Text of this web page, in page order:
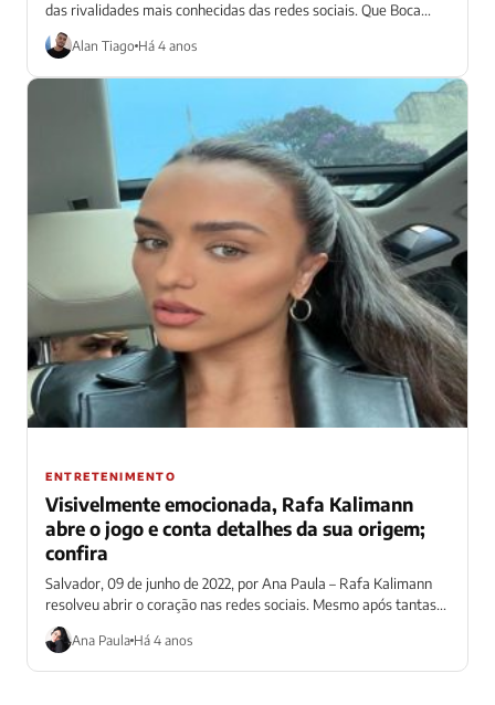
das rivalidades mais conhecidas das redes sociais. Que Boca...
Alan Tiago Há 4 anos
ENTRETENIMENTO
Visivelmente emocionada, Rafa Kalimann
abre o jogo e conta detalhes da sua origem;
confira
Salvador, 09 de junho de 2022, por Ana Paula – Rafa Kalimann
resolveu abrir o coração nas redes sociais. Mesmo após tantas...
Ana Paula Há 4 anos